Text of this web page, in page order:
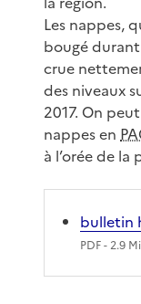
Les nappes,
bougé
crue
des niveaux
2017. On
nappes en
à l’orée de
bulletin
PDF- 2.9